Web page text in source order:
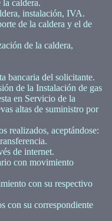
caldera.
instalación, IVA.
de la caldera y el de
de la caldera,
bancaria del solicitante.
de la Instalación de gas
en Servicio de la
altas de suministro por
realizados, aceptándose:
de internet.
con movimiento
con su respectivo
con su correspondiente